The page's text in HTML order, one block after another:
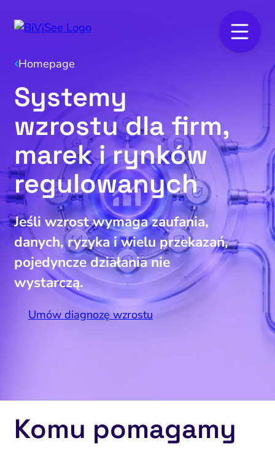
Homepage
Systemy
wzrostu dla firm,
marek i rynków
regulowanych
Jeśli wzrost wymaga zaufania,
danych, ryzyka i wielu przekazań,
pojedyncze działania nie
wystarczą.
Umów diagnozę wzrostu
Komu pomagamy